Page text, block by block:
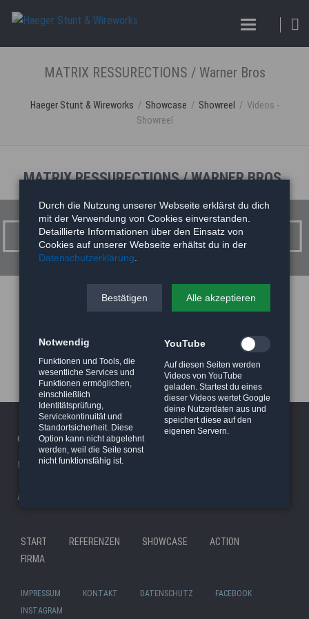
MATRIX RESSURECTIONS / Warner Bros
Haeger Stunt & Wireworks Showcase Showreel
Videos -
Showreel
MATRIX RESSURECTIONS / WARNER BROS
© 2026 Haeger Stunt & Wireworks Ltd. - Berlin
facility/studio|Stunt Rigging Courses
AP8actionpact
START REFERENZEN SHOWCASE
ACTION
FIRMA
überspringen
IMPRESSUM KONTAKT DATENSCHUTZ
FACEBOOK
INSTAGRAM
Durch die Nutzung unserer Webseite erklärst du dich
mit der Verwendung von Cookies einverstanden.
Detaillierte Informationen über den Einsatz von
Cookies auf unserer Webseite erhältst du in der
Datenschutzerklärung
Bestätigen Alle akzeptieren
Notwendig
Funktionen und Tools, die
wesentliche Services und
Funktionen ermöglichen,
einschließlich
Identitätsprüfung,
Servicekontinuität und
Standortsicherheit. Diese
Option kann nicht abgelehnt
werden, weil die Seite sonst
nicht funktionsfähig ist.
YouTube
Auf diesen Seiten werden
Videos von YouTube
geladen. Startest du eines
dieser Videos wertet Google
deine Nutzerdaten aus und
speichert diese auf den
eigenen Servern.